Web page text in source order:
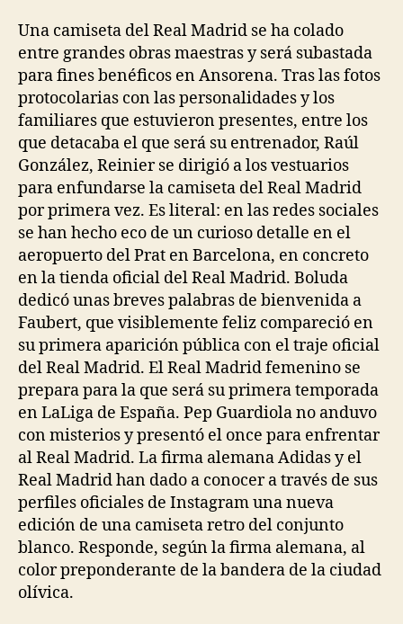
Una camiseta del Real Madrid se ha colado
entre grandes obras maestras y será subastada
para fines benéficos en Ansorena. Tras las fotos
protocolarias con las personalidades y los
familiares que estuvieron presentes, entre los
que detacaba el que será su entrenador, Raúl
González, Reinier se dirigió a los vestuarios
para enfundarse la camiseta del Real Madrid
por primera vez. Es literal: en las redes sociales
se han hecho eco de un curioso detalle en el
aeropuerto del Prat en Barcelona, en concreto
en la tienda oficial del Real Madrid. Boluda
dedicó unas breves palabras de bienvenida a
Faubert, que visiblemente feliz compareció en
su primera aparición pública con el traje oficial
del Real Madrid. El Real Madrid femenino se
prepara para la que será su primera temporada
en LaLiga de España. Pep Guardiola no anduvo
con misterios y presentó el once para enfrentar
al Real Madrid. La firma alemana Adidas y el
Real Madrid han dado a conocer a través de sus
perfiles oficiales de Instagram una nueva
edición de una camiseta retro del conjunto
blanco. Responde, según la firma alemana, al
color preponderante de la bandera de la ciudad
olívica.